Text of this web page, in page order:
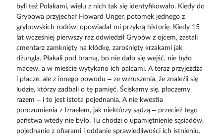
byli też Polakami, wielu z nich tak się identyfikowało. Kiedy do
Grybowa przyjechał Howard Unger, potomek jednego z
grybowskich rodów, opowiadał mi przykrą historię. Kiedy 15
lat wcześniej pierwszy raz odwiedził Grybów z ojcem, zastali
cmentarz zamknięty na kłódkę, zarośnięty krzakami jak
dżungla. Płakali pod bramą, bo nie dało się wejść, nie było
macew, a w mieście wytykano ich palcami. A teraz przyjeżdża
i płacze, ale z innego powodu – ze wzruszenia, że znaleźli się
ludzie, którzy zadbali o tę pamięć. Ściskamy się, płaczemy
razem – i to jest istota pojednania. A nie kwestia
porozumienia z Izraelem, jak niektórzy sądzą – przecież tego
państwa wtedy nie było. Tu chodzi o upamiętnienie sąsiadów,
pojednanie z ofiarami i oddanie sprawiedliwości ich istnieniu.